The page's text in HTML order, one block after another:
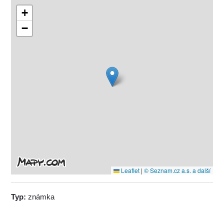
+
−
Leaflet | © Seznam.cz a.s. a další
Typ:známka